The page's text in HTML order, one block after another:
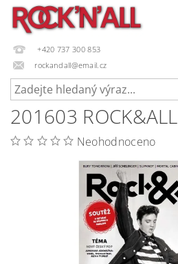
+420 737 300 853
rockandall@email.cz
201603 ROCK&ALL
Neohodnoceno